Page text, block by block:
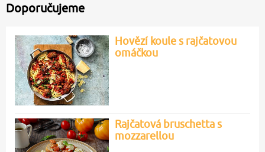
Doporučujeme
Hovězí koule s rajčatovou
omáčkou
Rajčatová bruschetta s
mozzarellou